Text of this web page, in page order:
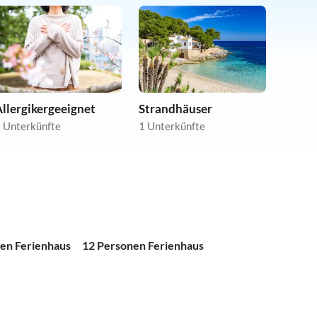
Unterkünfte
Strandhäuser
1 Unterkünfte
Ferienhaus 12 Personen Ferienhaus